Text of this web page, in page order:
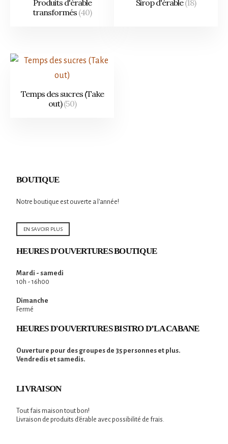
Produits d'érable
transformés (40)
Sirop d'érable(18)
Temps des sucres (Take
out)(50)
BOUTIQUE
Notre boutique est ouverte a l'année!
EN SAVOIR PLUS
HEURES D'OUVERTURES BOUTIQUE
Mardi - samedi
10h - 16h00
Dimanche
Fermé
HEURES D'OUVERTURES BISTRO D’LA CABANE
Ouverture pour des groupes de 35 personnes et plus.
Vendredis et samedis.
LIVRAISON
Tout fais maison tout bon!
Livraison de produits d'érable avec possibilité de frais.